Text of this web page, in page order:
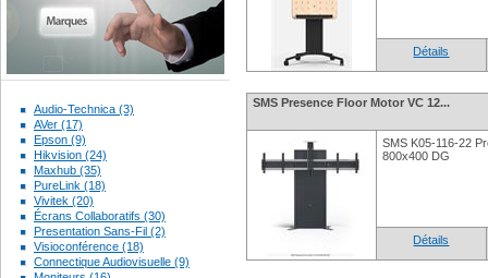
Audio-Technica (3)
AVer (17)
Epson (9)
Hikvision (24)
Maxhub (35)
PureLink (18)
Vivitek (20)
Écrans Collaboratifs (30)
Presentation Sans-Fil (2)
Visioconférence (18)
Connectique Audiovisuelle (9)
Détails
SMS Presence Floor Motor VC 12...
SMS K05-116-22
800x400 DG
Détails